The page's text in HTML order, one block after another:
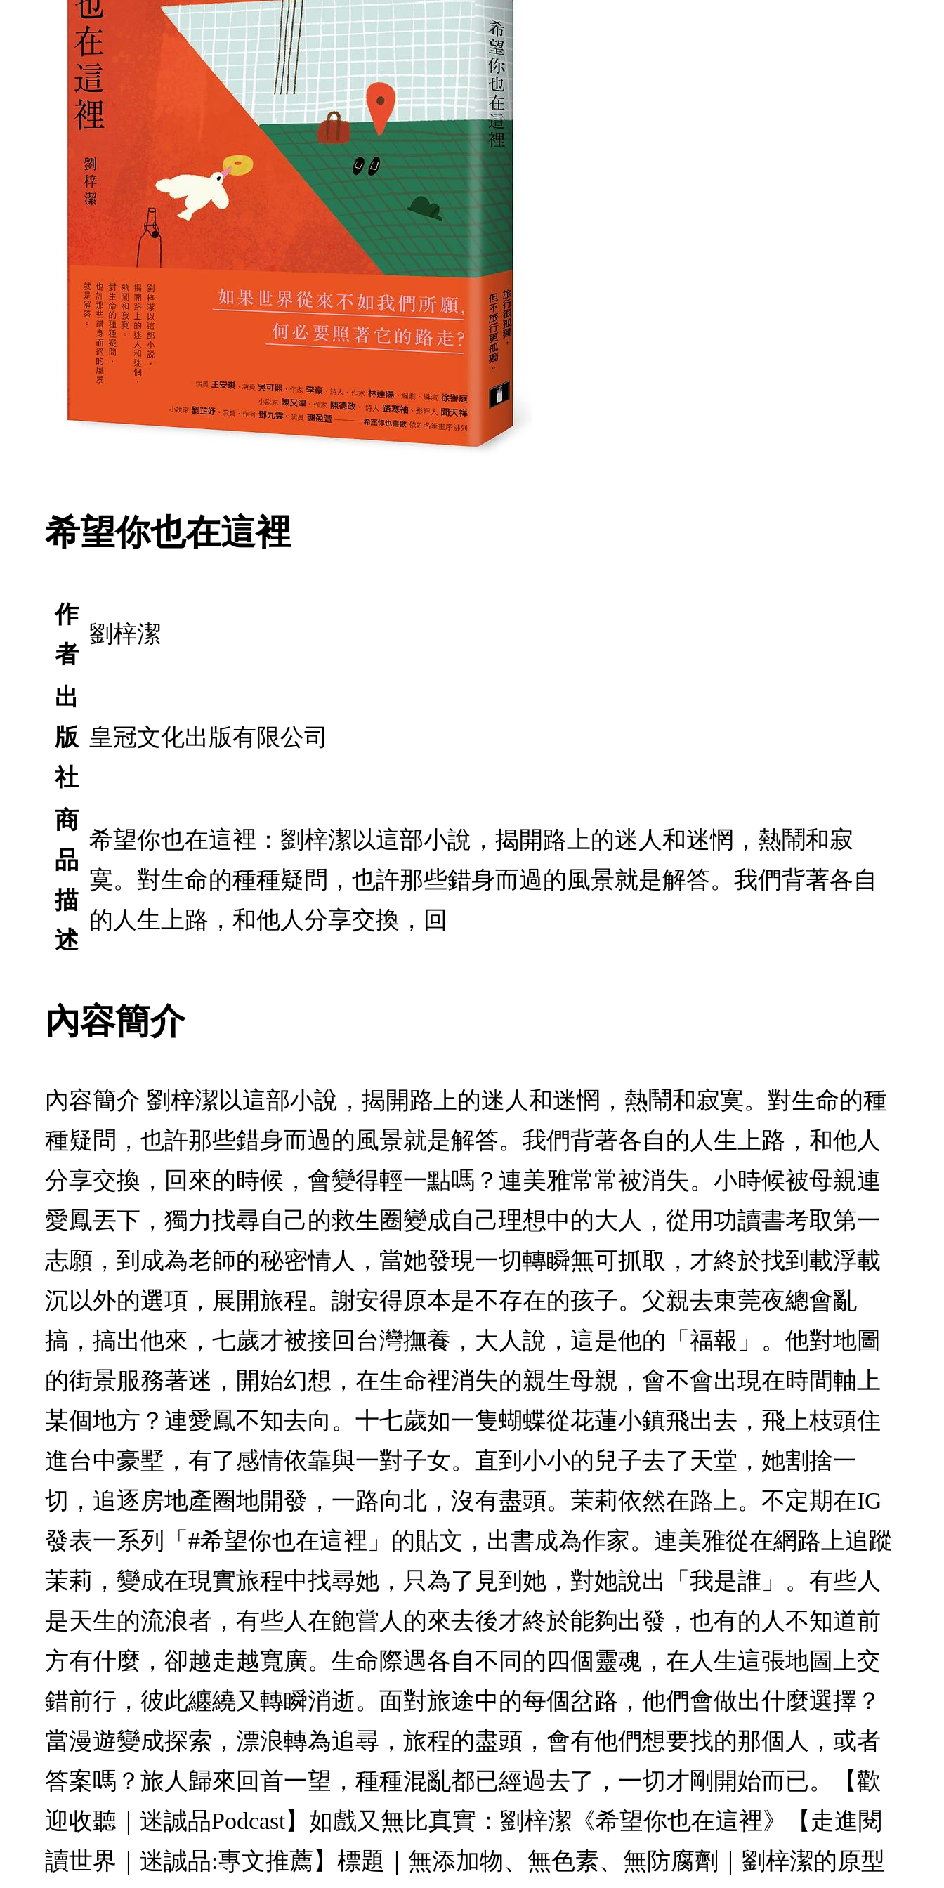
希望你也在這裡
作
者
劉梓潔
出
版
社
皇冠文化出版有限公司
商
品
描
述
希望你也在這裡：劉梓潔以這部小說，揭開路上的迷人和迷惘，熱鬧和寂
寞。對生命的種種疑問，也許那些錯身而過的風景就是解答。我們背著各自
的人生上路，和他人分享交換，回
內容簡介
內容簡介 劉梓潔以這部小說，揭開路上的迷人和迷惘，熱鬧和寂寞。對生命的種
種疑問，也許那些錯身而過的風景就是解答。我們背著各自的人生上路，和他人
分享交換，回來的時候，會變得輕一點嗎？連美雅常常被消失。小時候被母親連
愛鳳丟下，獨力找尋自己的救生圈變成自己理想中的大人，從用功讀書考取第一
志願，到成為老師的秘密情人，當她發現一切轉瞬無可抓取，才終於找到載浮載
沉以外的選項，展開旅程。謝安得原本是不存在的孩子。父親去東莞夜總會亂
搞，搞出他來，七歲才被接回台灣撫養，大人說，這是他的「福報」。他對地圖
的街景服務著迷，開始幻想，在生命裡消失的親生母親，會不會出現在時間軸上
某個地方？連愛鳳不知去向。十七歲如一隻蝴蝶從花蓮小鎮飛出去，飛上枝頭住
進台中豪墅，有了感情依靠與一對子女。直到小小的兒子去了天堂，她割捨一
切，追逐房地產圈地開發，一路向北，沒有盡頭。茉莉依然在路上。不定期在IG
發表一系列「#希望你也在這裡」的貼文，出書成為作家。連美雅從在網路上追蹤
茉莉，變成在現實旅程中找尋她，只為了見到她，對她說出「我是誰」。有些人
是天生的流浪者，有些人在飽嘗人的來去後才終於能夠出發，也有的人不知道前
方有什麼，卻越走越寬廣。生命際遇各自不同的四個靈魂，在人生這張地圖上交
錯前行，彼此纏繞又轉瞬消逝。面對旅途中的每個岔路，他們會做出什麼選擇？
當漫遊變成探索，漂浪轉為追尋，旅程的盡頭，會有他們想要找的那個人，或者
答案嗎？旅人歸來回首一望，種種混亂都已經過去了，一切才剛開始而已。【歡
迎收聽｜迷誠品Podcast】如戲又無比真實：劉梓潔《希望你也在這裡》【走進閱
讀世界｜迷誠品:專文推薦】標題｜無添加物、無色素、無防腐劑｜劉梓潔的原型